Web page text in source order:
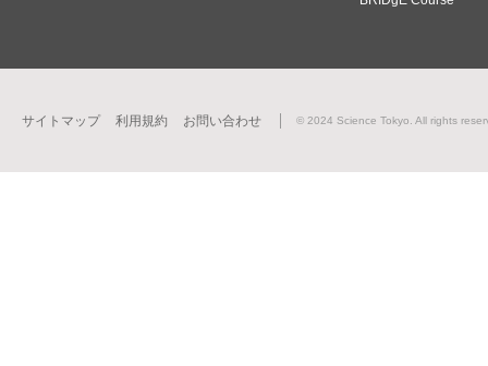
サイトマップ 利用規約 お問い合わせ © 2024 Science Tokyo. All rights